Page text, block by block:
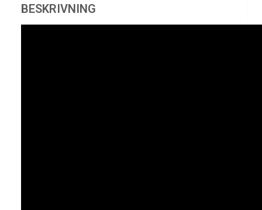
BESKRIVNING